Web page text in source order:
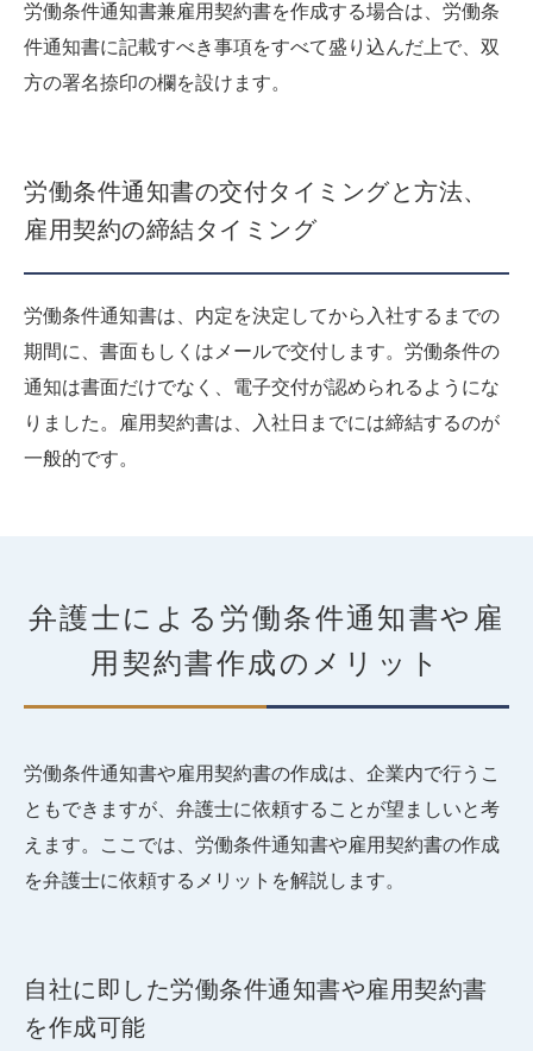
労働条件通知書兼雇用契約書を作成する場合は、労働条
件通知書に記載すべき事項をすべて盛り込んだ上で、双
方の署名捺印の欄を設けます。
労働条件通知書の交付タイミングと方法、
雇用契約の締結タイミング
労働条件通知書は、内定を決定してから入社するまでの
期間に、書面もしくはメールで交付します。労働条件の
通知は書面だけでなく、電子交付が認められるようにな
りました。雇用契約書は、入社日までには締結するのが
一般的です。
弁護士による労働条件通知書や雇
用契約書作成のメリット
労働条件通知書や雇用契約書の作成は、企業内で行うこ
ともできますが、弁護士に依頼することが望ましいと考
えます。ここでは、労働条件通知書や雇用契約書の作成
を弁護士に依頼するメリットを解説します。
自社に即した労働条件通知書や雇用契約書
を作成可能